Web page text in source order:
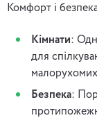
Комфорт і
Кімнати:
для
Безпека: